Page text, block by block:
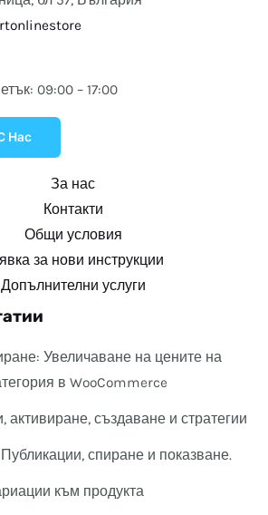
09:00 – 17:00
Нас
За нас
Контакти
Общи условия
за нови инструкции
Допълнителни услуги
Увеличаване на цените на
в WooCommerce
активиране, създаване и стратегии
спиране и показване.
към продукта